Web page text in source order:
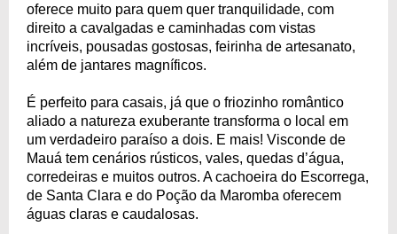
oferece muito para quem quer tranquilidade, com
direito a cavalgadas e caminhadas com vistas
incríveis, pousadas gostosas, feirinha de artesanato,
além de jantares magníficos.
É perfeito para casais, já que o friozinho romântico
aliado a natureza exuberante transforma o local em
um verdadeiro paraíso a dois. E mais! Visconde de
Mauá tem cenários rústicos, vales, quedas d’água,
corredeiras e muitos outros. A cachoeira do Escorrega,
de Santa Clara e do Poção da Maromba oferecem
águas claras e caudalosas.